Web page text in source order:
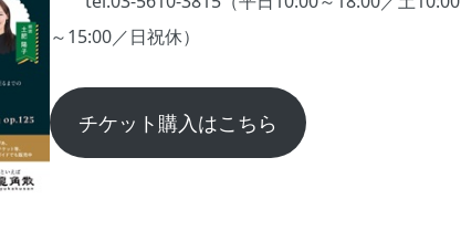
～15:00／日祝休）
チケット購入はこちら